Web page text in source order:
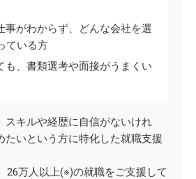
事がわからず、どんな会社を選
ている方
も、書類選考や面接がうまくい
スキルや経歴に自信がないけれ
たいという方に特化した就職支援
26万人以上(※)の就職をご支援して